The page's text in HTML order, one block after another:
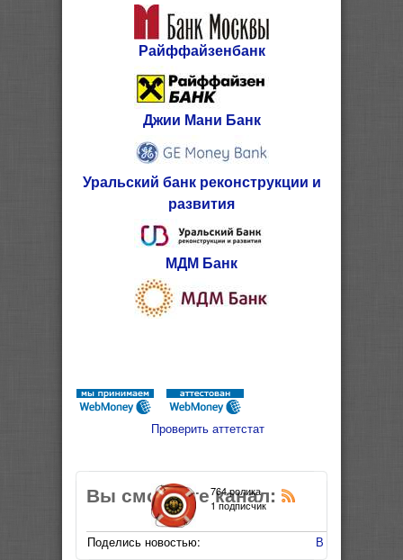
Райффайзенбанк
Джии Мани Банк
Уральский банк реконструкции и
развития
МДМ Банк
Проверить аттетстат
Вы смотрите канал:
Поделись новостью: В Мой Мир
764 ролика
1 подписчик